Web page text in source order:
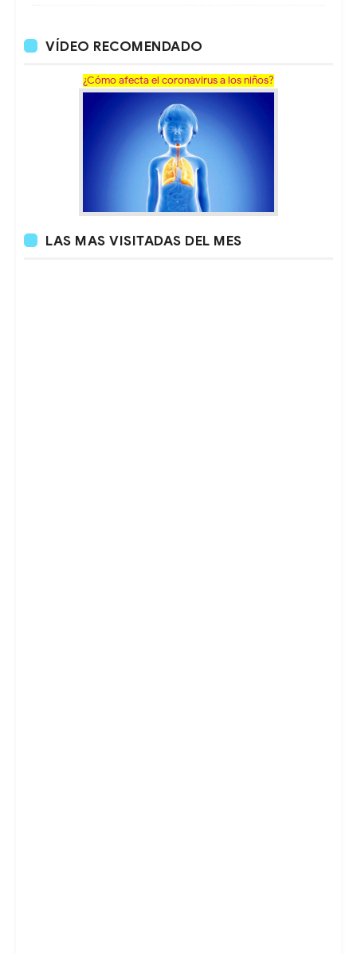
VÍDEO RECOMENDADO
¿Cómo afecta el coronavirus a los niños?
LAS MAS VISITADAS DEL MES